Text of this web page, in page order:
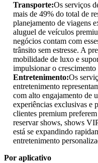
Transporte:Os serviços
mais de 49% do total de
planejamento de viagens
aluguel de veículos
negócios contam com
trânsito sem estresse. A
mobilidade de luxo e
impulsionar o
Entretenimento:Os
entretenimento
com alto engajamento de
experiências exclusivas e
clientes premium
reservar shows, shows
está se expandindo
entretenimento
Por aplicativo